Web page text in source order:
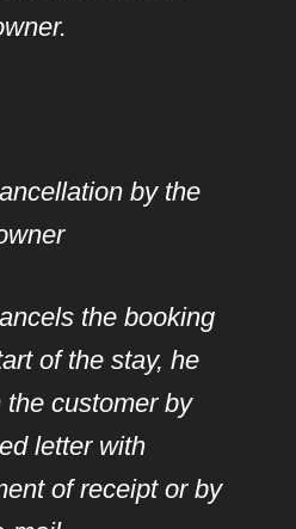
by the
the booking
of the stay, he
customer by
letter with
of receipt or by